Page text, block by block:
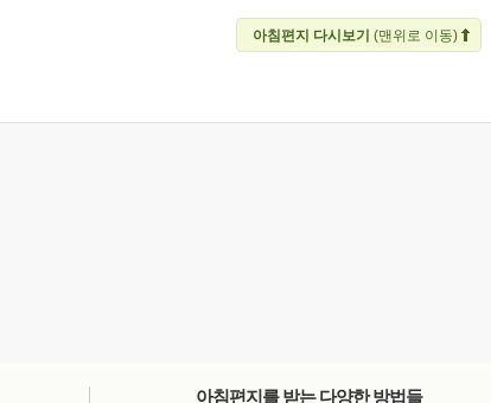
아침편지 다시보기 (맨위로 이동)
아침편지를 받는 다양한 방법들